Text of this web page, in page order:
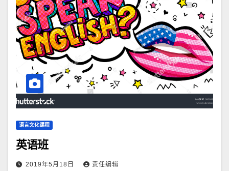
语言文化课程
英语班
2019年5月18日 责任编辑